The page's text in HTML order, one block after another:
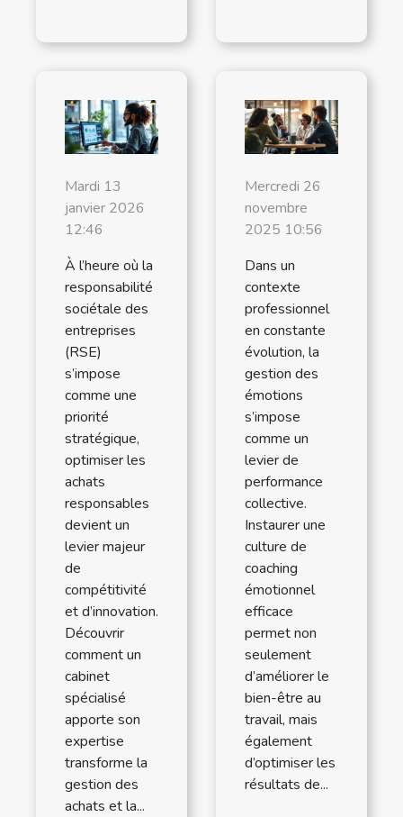
Mardi 13
janvier 2026
12:46
À l’heure où la
responsabilité
sociétale des
entreprises
(RSE)
s’impose
comme une
priorité
stratégique,
optimiser les
achats
responsables
devient un
levier majeur
de
compétitivité
et d’innovation.
Découvrir
comment un
cabinet
spécialisé
apporte son
expertise
transforme la
gestion des
achats et la...
Mercredi 26
novembre
2025 10:56
Dans un
contexte
professionnel
en constante
évolution, la
gestion des
émotions
s’impose
comme un
levier de
performance
collective.
Instaurer une
culture de
coaching
émotionnel
efficace
permet non
seulement
d’améliorer le
bien-être au
travail, mais
également
d’optimiser les
résultats de...